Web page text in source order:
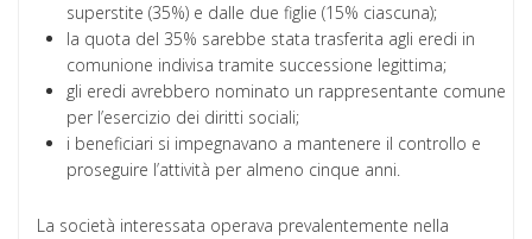
superstite (35%) e dalle due figlie (15% ciascuna);
la quota del 35% sarebbe stata trasferita agli eredi in
comunione indivisa tramite successione legittima;
gli eredi avrebbero nominato un rappresentante comune
per l’esercizio dei diritti sociali;
i beneficiari si impegnavano a mantenere il controllo e
proseguire l’attività per almeno cinque anni.
La società interessata operava prevalentemente nella